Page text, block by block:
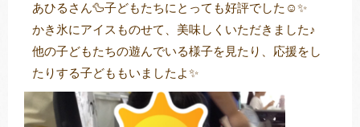
あひるさん🦆子どもたちにとっても好評でした☺✨
かき氷にアイスものせて、美味しくいただきました♪
他の子どもたちの遊んでいる様子を見たり、応援をし
たりする子どももいましたよ✨